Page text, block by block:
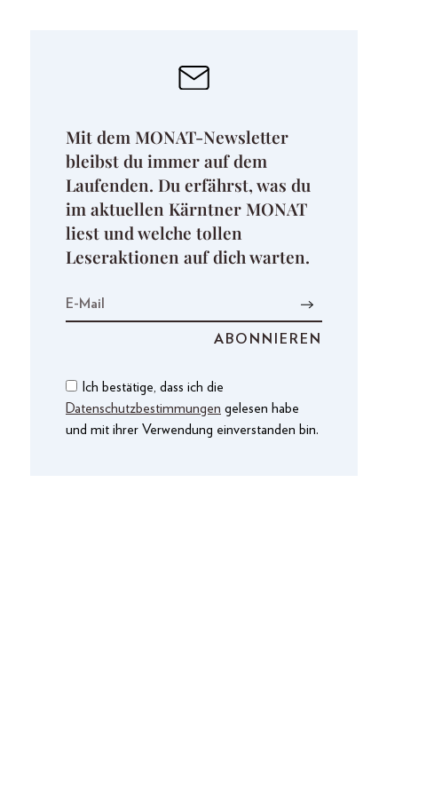
Mit dem MONAT-Newsletter
bleibst du immer auf dem
Laufenden. Du erfährst, was du
im aktuellen Kärntner MONAT
liest und welche tollen
Leseraktionen auf dich warten.
Ich bestätige, dass ich die
Datenschutzbestimmungen gelesen habe
und mit ihrer Verwendung einverstanden bin.